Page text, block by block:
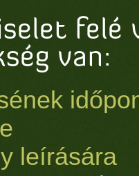
felé
van:
leírására